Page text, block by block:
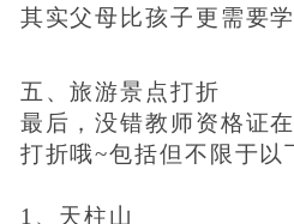
其实父母比孩子更需要学
五、旅游景点打折
最后，没错教师资格证
打折哦~包括但不限于以
1、天柱山